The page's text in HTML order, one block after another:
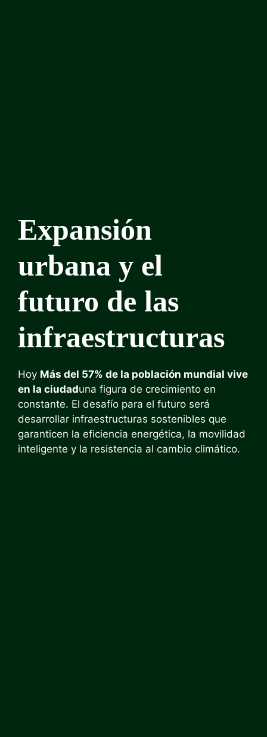
Expansión
urbana y el
futuro de las
infraestructuras
Hoy Más del 57% de la población mundial vive
en la ciudaduna figura de crecimiento en
constante. El desafío para el futuro será
desarrollar infraestructuras sostenibles que
garanticen la eficiencia energética, la movilidad
inteligente y la resistencia al cambio climático.